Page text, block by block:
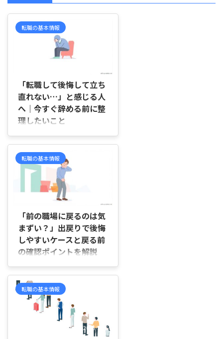
転職の基本情報
「転職して後悔して立ち
直れない…」と感じる人
へ｜今すぐ辞める前に整
理したいこと
はじめに 「転職したことを後悔
していて、気持ちが切り替えられ
ない」「今の会社をすぐ辞めたい
けれど、また失敗したらどうしよ
う」と、一人で考え込んでいませ
んか。 入社してみたら仕事内容
が聞いていた話と違っていたり、
職場の雰囲気になじめなかったり
すると、朝起きた瞬間から気持ち
が重くなり、家族や友人にも何を
相談していいか分からず手が止ま
ってしまうことがありますよね。
この記事では、転職後に後悔が強
たいこと、少しずつ気持ちを立て
直すための考え方を順を追って説
明していきます。 転職を後悔 ...
転職の基本情報
「前の職場に戻るのは気
まずい？」出戻りで後悔
しやすいケースと戻る前
の確認ポイントを解説
はじめに 「前の職場に戻りたい
けれど、今さら戻るのは気まずい
のではないかな」「周りからどう
思われるのか不安で、一歩踏み出
せない」と悩んでいませんか。
今の職場が合わず、前の会社の働
きやすさを思い出しても、退職し
たときの経緯や元同僚の反応が気
転職の基本情報
2026/5/26